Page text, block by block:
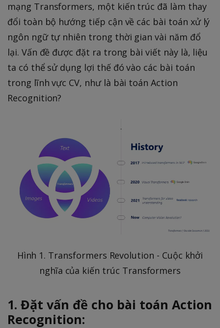
mạng Transformers, một kiến trúc đã làm thay
đổi toàn bộ hướng tiếp cận về các bài toán xử lý
ngôn ngữ tự nhiên trong thời gian vài năm đổ
lại. Vấn đề được đặt ra trong bài viết này là, liệu
ta có thể sử dụng lợi thế đó vào các bài toán
trong lĩnh vực CV, như là bài toán Action
Recognition?
Hình 1. Transformers Revolution - Cuộc khởi
nghĩa của kiến trúc Transformers
1. Đặt vấn đề cho bài toán Action
Recognition: